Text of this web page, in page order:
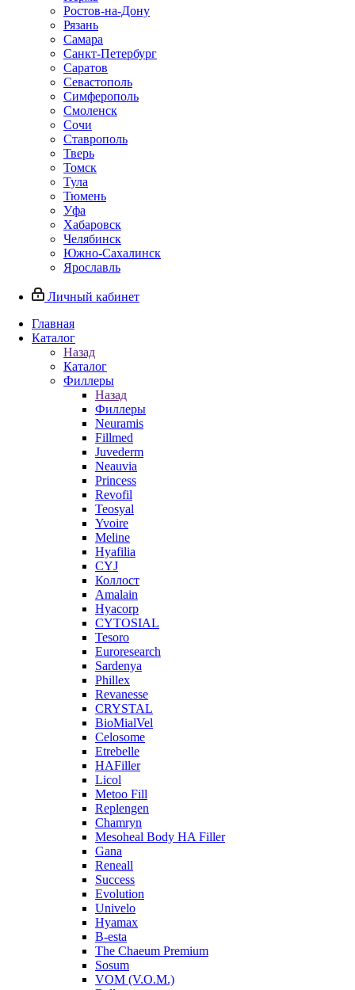
Ростов-на-Дону
Рязань
Самара
Санкт-Петербург
Саратов
Севастополь
Симферополь
Смоленск
Сочи
Ставрополь
Тверь
Томск
Тула
Тюмень
Уфа
Хабаровск
Челябинск
Южно-Сахалинск
Ярославль
Личный кабинет
Главная
Каталог
Назад
Каталог
Филлеры
Назад
Филлеры
Neuramis
Fillmed
Juvederm
Neauvia
Princess
Revofil
Teosyal
Yvoire
Meline
Hyafilia
CYJ
Коллост
Amalain
Hyacorp
CYTOSIAL
Tesoro
Euroresearch
Sardenya
Phillex
Revanesse
CRYSTAL
BioMialVel
Celosome
Etrebelle
HAFiller
Licol
Metoo Fill
Replengen
Chamryn
Mesoheal Body HA Filler
Gana
Reneall
Success
Evolution
Univelo
Hyamax
B-esta
The Chaeum Premium
Sosum
VOM (V.O.M.)